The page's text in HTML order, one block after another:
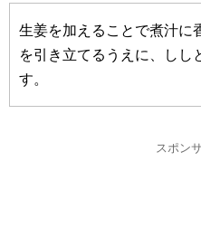
生姜を加えることで煮汁に
を引き立てるうえに、しし
す。
スポン